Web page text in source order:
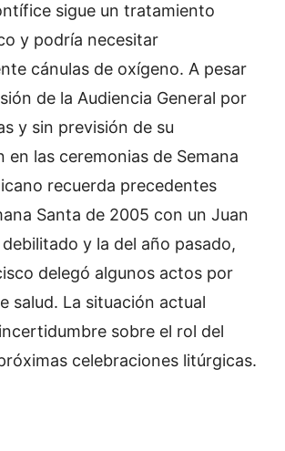
sigue un tratamiento
y podría necesitar
cánulas de oxígeno. A pesar
de la Audiencia General por
y sin previsión de su
en las ceremonias de Semana
recuerda precedentes
Santa de 2005 con un Juan
y la del año pasado,
delegó algunos actos por
salud. La situación actual
sobre el rol del
celebraciones litúrgicas.